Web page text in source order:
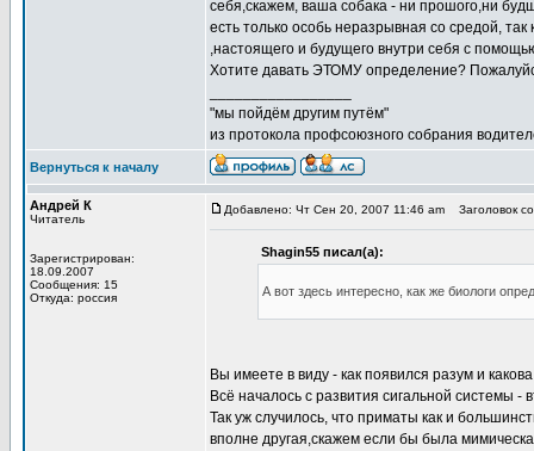
себя,скажем, ваша собака - ни прошого,ни
есть только особь неразрывная со средой,
,настоящего и будущего внутри себя с
Хотите давать ЭТОМУ определение?
"мы пойдём другим путём"
из протокола профсоюзного собрания
Вернуться к началу
Андрей К
Читатель
Зарегистрирован:
18.09.2007
Сообщения: 15
Откуда: россия
Добавлено: Чт Сен 20, 2007 11:46 am Заголовок
Shagin55 писал(а):
А вот здесь интересно, как же биологи
Вы имеете в виду - как появился разум и
Всё началось с развития сигальной системы -
Так уж случилось, что приматы как и
вполне другая,скажем если бы была